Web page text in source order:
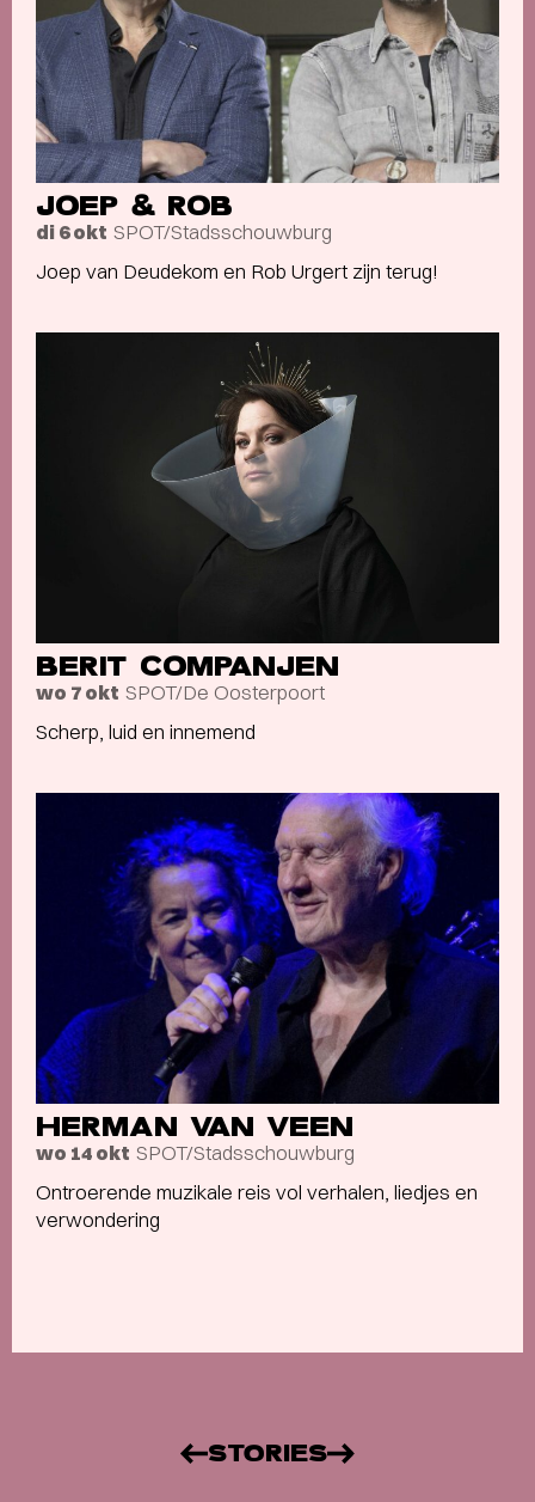
JOEP & ROB
di 6 okt SPOT/Stadsschouwburg
Joep van Deudekom en Rob Urgert zijn terug!
BERIT COMPANJEN
wo 7 okt SPOT/De Oosterpoort
Scherp, luid en innemend
HERMAN VAN VEEN
wo 14 okt SPOT/Stadsschouwburg
Ontroerende muzikale reis vol verhalen, liedjes en
verwondering
STORIES